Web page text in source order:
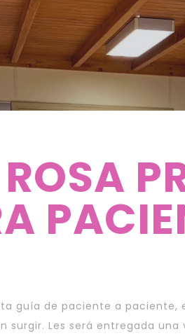
guía de paciente a
surgir. Les será entregada